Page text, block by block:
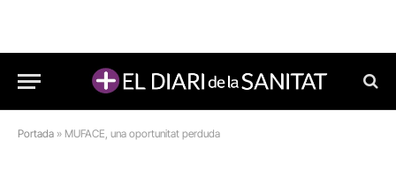
Portada » MUFACE, una oportunitat perduda